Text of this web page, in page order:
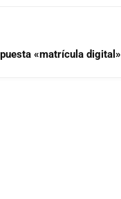
«matrícula digital»